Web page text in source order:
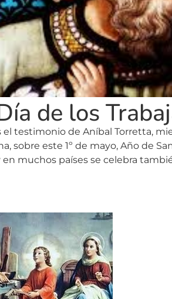
de los
testimonio de Aníbal Torretta,
sobre este 1º de mayo, Año de
en muchos países se celebra